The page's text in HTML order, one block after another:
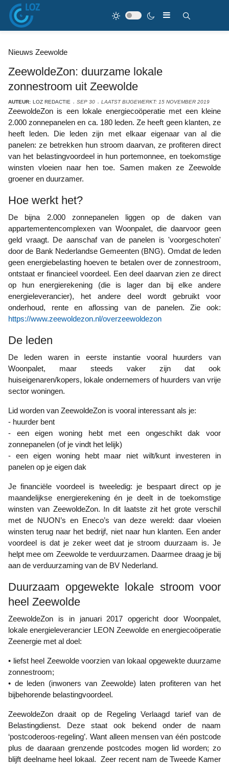
Nieuws Zeewolde
ZeewoldeZon: duurzame lokale
zonnestroom uit Zeewolde
AUTEUR: LOZ REDACTIE SEP 30 LAATST BIJGEWERKT: 15 NOVEMBER 2019
ZeewoldeZon is een lokale energiecoöperatie met een kleine
2.000 zonnepanelen en ca. 180 leden. Ze heeft geen klanten, ze
heeft leden. Die leden zijn met elkaar eigenaar van al die
panelen: ze betrekken hun stroom daarvan, ze profiteren direct
van het belastingvoordeel in hun portemonnee, en toekomstige
winsten vloeien naar hen toe. Samen maken ze Zeewolde
groener en duurzamer.
Hoe werkt het?
De bijna 2.000 zonnepanelen liggen op de daken van
appartementencomplexen van Woonpalet, die daarvoor geen
geld vraagt. De aanschaf van de panelen is 'voorgeschoten'
door de Bank Nederlandse Gemeenten (BNG). Omdat de leden
geen energiebelasting hoeven te betalen over de zonnestroom,
ontstaat er financieel voordeel. Een deel daarvan zien ze direct
op hun energierekening (die is lager dan bij elke andere
energieleverancier), het andere deel wordt gebruikt voor
onderhoud, rente en aflossing van de panelen.Zie ook:
https://www.zeewoldezon.nl/overzeewoldezon
De leden
De leden waren in eerste instantie vooral huurders van
Woonpalet, maar steeds vaker zijn dat ook
huiseigenaren/kopers, lokale ondernemers of huurders van vrije
sector woningen.
Lid worden van ZeewoldeZon is vooral interessant als je:
- huurder bent
- een eigen woning hebt met een ongeschikt dak voor
zonnepanelen (of je vindt het lelijk)
- een eigen woning hebt maar niet wilt/kunt investeren in
panelen op je eigen dak
Je financiële voordeel is tweeledig: je bespaart direct op je
maandelijkse energierekening én je deelt in de toekomstige
winsten van ZeewoldeZon. In dit laatste zit het grote verschil
met de NUON’s en Eneco’s van deze wereld: daar vloeien
winsten terug naar het bedrijf, niet naar hun klanten. Een ander
voordeel is dat je zeker weet dat je stroom duurzaam is. Je
helpt mee om Zeewolde te verduurzamen. Daarmee draag je bij
aan de verduurzaming van de BV Nederland.
Duurzaam opgewekte lokale stroom voor
heel Zeewolde
ZeewoldeZon is in januari 2017 opgericht door Woonpalet,
lokale energieleverancier LEON Zeewolde en energiecoöperatie
Zeenergie met al doel:
• liefst heel Zeewolde voorzien van lokaal opgewekte duurzame
zonnestroom;
• de leden (inwoners van Zeewolde) laten profiteren van het
bijbehorende belastingvoordeel.
ZeewoldeZon draait op de Regeling Verlaagd tarief van de
Belastingdienst. Deze staat ook bekend onder de naam
‘postcoderoos-regeling’. Want alleen mensen van één postcode
plus de daaraan grenzende postcodes mogen lid worden; zo
blijft deelname heel lokaal. Zeer recent nam de Tweede Kamer